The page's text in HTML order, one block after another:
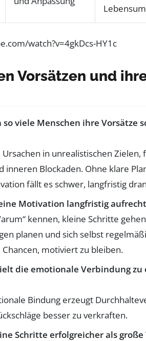
watch?v=4gkDcs-HY1c
Vorsätzen und
viele Menschen ihre Vorsätze
in unrealistischen Zielen,
inneren Blockaden. Ohne klare
fällt es schwer, langfristig
Motivation langfristig
kennen, kleine Schritte
planen und sich selbst
motiviert zu bleiben.
die emotionale Verbindung zu
Bindung erzeugt
besser zu verkraften.
Schritte erfolgreicher als große